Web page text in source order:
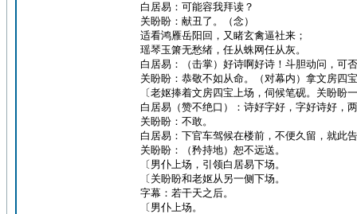
白居易：可能容我拜读？
关盼盼：献丑了。（念）
适看鸿雁岳阳回，又睹玄禽逼社来；
瑶琴玉箫无愁绪，任从蛛网任从灰。
白居易：（击掌）好诗啊好诗！斗胆动问，可
关盼盼：恭敬不如从命。（对幕内）拿文房四
〔老妪捧着文房四宝上场，伺候笔砚。关盼盼
白居易（赞不绝口）：诗好字好，字好诗好，
关盼盼：不敢。
白居易：下官车驾候在楼前，不便久留，就此
关盼盼：（矜持地）恕不远送。
〔男仆上场，引领白居易下场。
〔关盼盼和老妪从另一侧下场。
字幕：若干天之后。
〔男仆上场。